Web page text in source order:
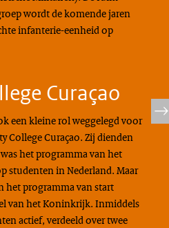
wordt de komende jaren
infanterie-eenheid op
Curaçao
een kleine rol weggelegd voor
CollegeCuraçao. Zij dienden
het programma van het
studenten in Nederland. Maar
het programma van start
van het Koninkrijk. Inmiddels
actief, verdeeld over twee